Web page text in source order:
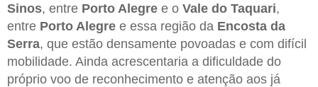
Sinos, entre Porto Alegre e o Vale do Taquari,
entre Porto Alegre e essa região da Encosta da
Serra, que estão densamente povoadas e com difícil
mobilidade. Ainda acrescentaria a dificuldade do
próprio voo de reconhecimento e atenção aos já